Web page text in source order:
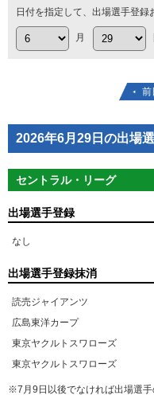
日付を指定して、出場選手登
月
前
2026年6月29日の出場
セントラル・リーグ
出場選手登録
なし
出場選手登録抹消
読売ジャイアンツ
広島東洋カープ
東京ヤクルトスワローズ
東京ヤクルトスワローズ
※7月9日以後でなければ出場選手